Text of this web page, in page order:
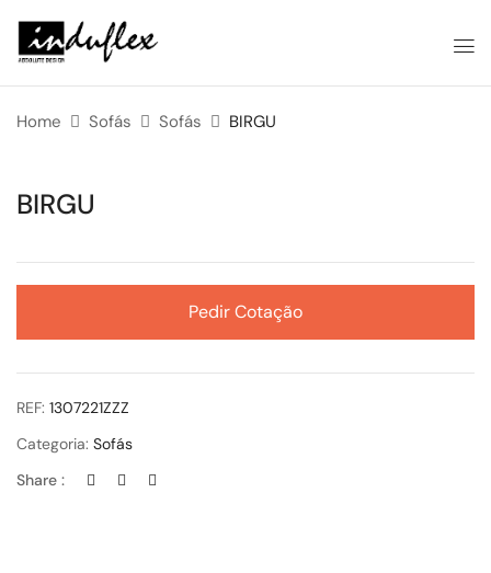
Home Sofás Sofás BIRGU
BIRGU
Pedir Cotação
REF: 1307221ZZZ
Categoria: Sofás
Share :